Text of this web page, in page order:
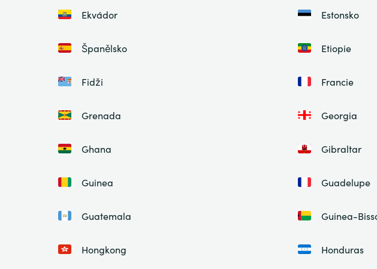
Ekvádor Estonsko
Španělsko Etiopie
Fidži Francie
Grenada Georgia
Ghana Gibraltar
Guinea Guadelupe
Guatemala Guinea-
Hongkong Honduras